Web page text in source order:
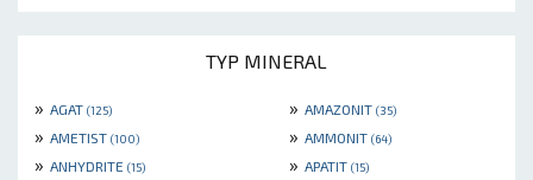
TYP MINERAL
» AGAT (125) » AMAZONIT (35)
» AMETIST (100) » AMMONIT (64)
» ANHYDRITE (15) » APATIT (15)